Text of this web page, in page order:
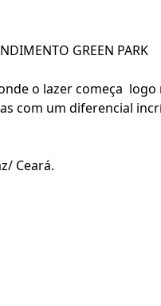
GREEN PARK
o lazer começa
com um diferencial
Ceará.